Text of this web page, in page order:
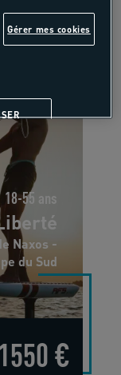
18-55 ans
Naxos -
du Sud
1550 €
Gérer mes cookies